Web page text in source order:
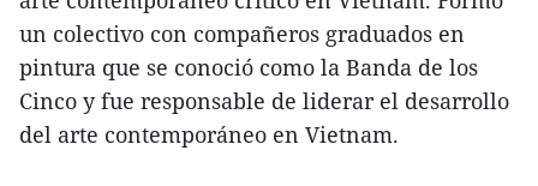
un colectivo con compañeros graduados en
pintura que se conoció como la Banda de los
Cinco y fue responsable de liderar el desarrollo
del arte contemporáneo en Vietnam.